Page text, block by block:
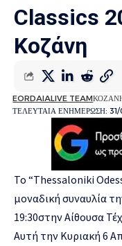
Classics
Κοζάνη
ΤΕΛΕΥΤΑΙΑ ΕΝΗΜΕΡΩΣΗ: 31/
EORDAIALIVE TEAM
Το “Thessaloniki
μοναδική συναυλία
19:30στην Αίθουσα
Αυτή την Κυριακή 6